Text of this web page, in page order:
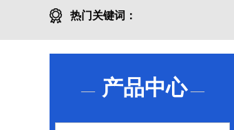
热门关键词：
— 产品中心—